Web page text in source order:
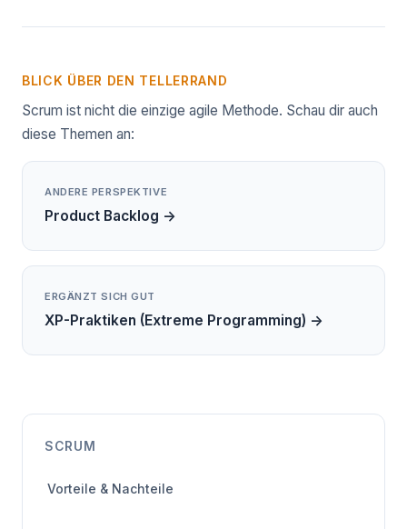
BLICK ÜBER DEN TELLERRAND
Scrum ist nicht die einzige agile Methode. Schau dir auch
diese Themen an:
ANDERE PERSPEKTIVE
Product Backlog →
ERGÄNZT SICH GUT
XP-Praktiken (Extreme Programming) →
SCRUM
Vorteile & Nachteile